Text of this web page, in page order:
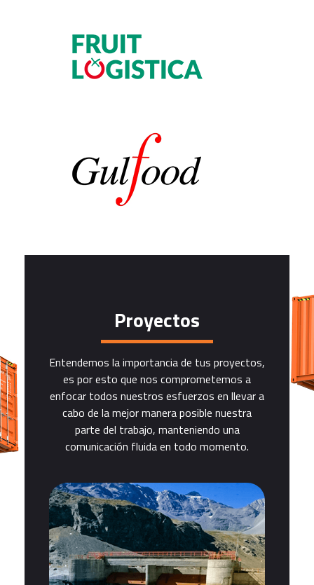
Proyectos
Entendemos la importancia de tus proyectos,
es por esto que nos comprometemos a
enfocar todos nuestros esfuerzos en llevar a
cabo de la mejor manera posible nuestra
parte del trabajo, manteniendo una
comunicación fluida en todo momento.